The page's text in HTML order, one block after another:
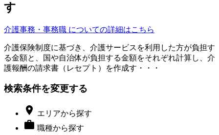
す
介護事務・事務職 についての詳細はこちら
介護保険制度に基づき、介護サービスを利用した方が負担す
る金額と、国や自治体が負担する金額をそれぞれ計算し、介
護報酬の請求書（レセプト）を作成す・・・
検索条件を変更する
 エリアから探す
 職種から探す